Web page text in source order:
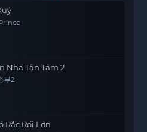
Nhà Tận Tâm 2
부2
Rắc Rối Lớn